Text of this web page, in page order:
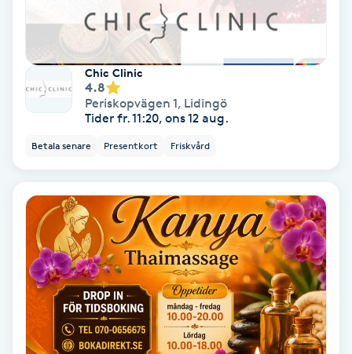
Laserbehandling
Lashlift Keratin
LED-ljusterapi
LPG
LPG-behandling
LPG-massage
Luggklippning
Chic Clinic
4.8
Periskopvägen 1, Lidingö
Tider fr. 11:20, ons 12 aug.
Betala senare Presentkort Friskvård